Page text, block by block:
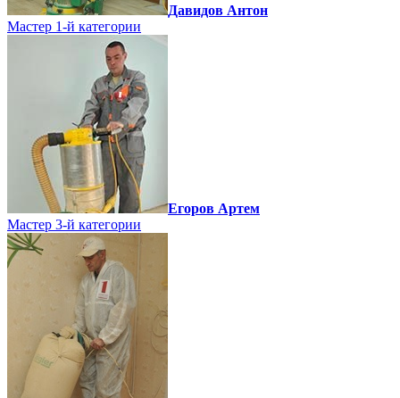
Давидов Антон
Мастер 1-й категории
Егоров Артем
Мастер 3-й категории